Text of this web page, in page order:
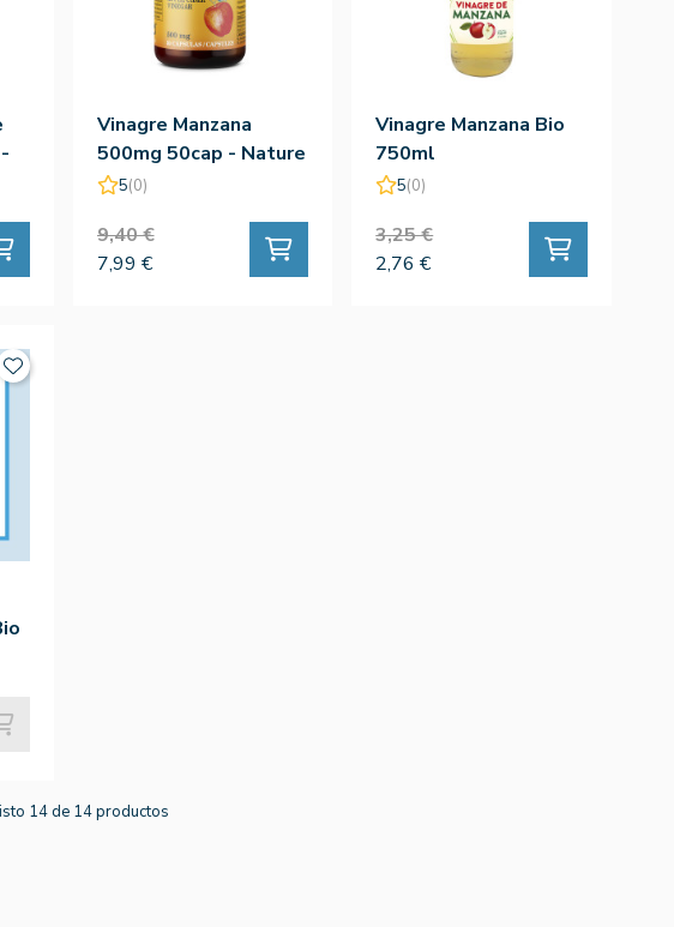
Vinagre Manzana
500mg 50cap - Nature
Essential
5(0)
9,40 €
7,99 €
Vinagre Manzana Bio
750ml
5(0)
3,25 €
2,76 €
14 de 14 productos